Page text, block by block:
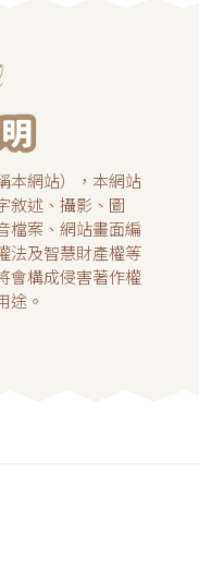
本網站），本網站
敘述、攝影、圖
檔案、網站畫面編
法及智慧財產權等
會構成侵害著作權
途。